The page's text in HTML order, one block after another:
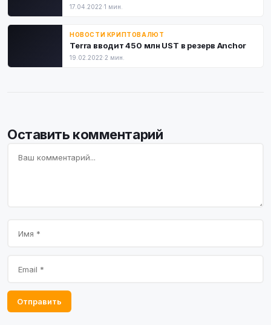
17.04.2022·1 мин.
НОВОСТИ КРИПТОВАЛЮТ
Terra вводит 450 млн UST в резерв Anchor
19.02.2022·2 мин.
Оставить комментарий
Отправить